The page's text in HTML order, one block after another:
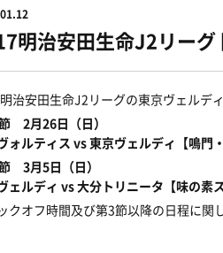
明治安田生命J2リー
治安田生命J2リーグの東京ヴェルデ
2月26日（日）
ォルティス vs 東京ヴェルディ【鳴門
3月5日（日）
ェルディ vs 大分トリニータ【味の素
クオフ時間及び第3節以降の日程に関